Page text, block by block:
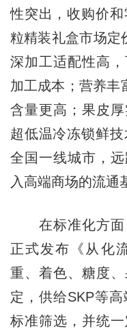
性突出，收购价
粒精装礼盒市场定
深加工适配性高
加工成本；营养丰
含量更高；果皮
超低温冷冻锁鲜
全国一线城市，
入高端商场的流通
在标准化方面
正式发布《从化
重、着色、糖度
定，供给SKP等
标准筛选，并统